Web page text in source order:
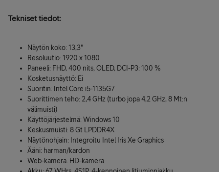
Tekniset tiedot:
Näytön koko: 13,3"
Resoluutio: 1920 x 1080
Paneeli: FHD, 400 nits, OLED, DCI-P3: 100 %
Kosketusnäyttö: Ei
Suoritin: Intel Core i5-1135G7
Suorittimen teho: 2,4 GHz (turbo jopa 4,2 GHz, 8 Mt:n
välimuisti)
Käyttöjärjestelmä: Windows 10
Keskusmuisti: 8 Gt LPDDR4X
Näytönohjain: Integroitu Intel Iris Xe Graphics
Ääni: harman/kardon
Web-kamera: HD-kamera